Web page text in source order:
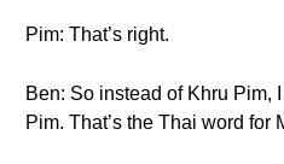
Pim: That’s right.
Ben: So instead of Khru Pim,
Pim. That’s the Thai word for